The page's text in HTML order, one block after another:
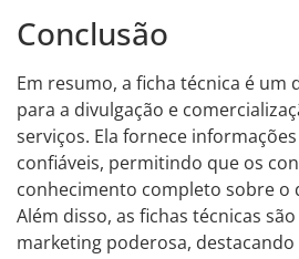
Conclusão
Em resumo, a ficha técnica é um
para a divulgação e
serviços. Ela fornece
confiáveis, permitindo que os
conhecimento completo sobre o
Além disso, as fichas técnicas
marketing poderosa,